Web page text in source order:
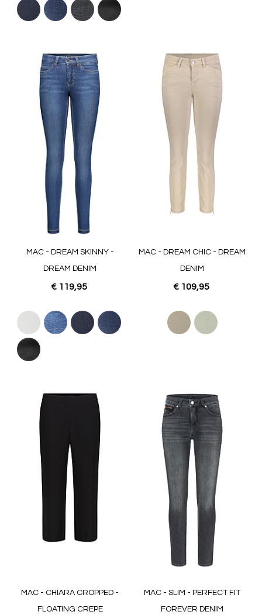
MAC - DREAM SKINNY -
DREAM DENIM
€ 119,95
MAC - DREAM CHIC - DREAM
DENIM
€ 109,95
MAC - CHIARA CROPPED -
FLOATING CREPE
MAC - SLIM - PERFECT FIT
FOREVER DENIM